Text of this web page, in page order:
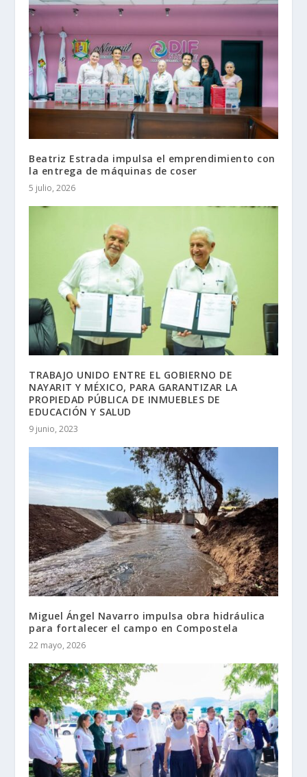
Beatriz Estrada impulsa el emprendimiento con
la entrega de máquinas de coser
5 julio, 2026
TRABAJO UNIDO ENTRE EL GOBIERNO DE
NAYARIT Y MÉXICO, PARA GARANTIZAR LA
PROPIEDAD PÚBLICA DE INMUEBLES DE
EDUCACIÓN Y SALUD
9 junio, 2023
Miguel Ángel Navarro impulsa obra hidráulica
para fortalecer el campo en Compostela
22 mayo, 2026